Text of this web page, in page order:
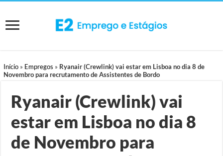
Início » Empregos » Ryanair (Crewlink) vai estar em Lisboa no dia 8 de
Novembro para recrutamento de Assistentes de Bordo
Ryanair (Crewlink) vai
estar em Lisboa no dia 8
de Novembro para